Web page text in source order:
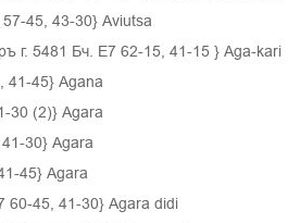
45, 43-30} Aviutsa
г. 5481 Бч. Е7 62-15, 41-15 } Aga-kari
41-45} Agana
30 (2)} Agara
30} Agara
45} Agara
60-45, 41-30} Agara didi